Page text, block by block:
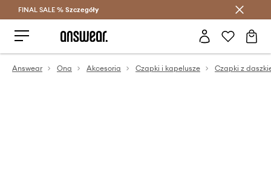
Oszczędzaj z Answear Club >
FINAL SALE % Szczegóły
Answear Ona Akcesoria Czapki i kapelusze Czapki z